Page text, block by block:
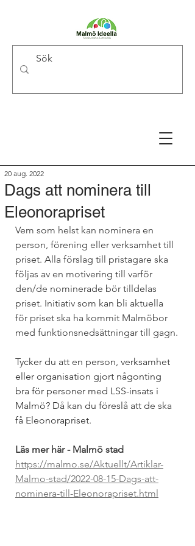
Dags att nominera till
Eleonorapriset
20 aug. 2022
Vem som helst kan nominera en
person, förening eller verksamhet till
priset. Alla förslag till pristagare ska
följas av en motivering till varför
den/de nominerade bör tilldelas
priset. Initiativ som kan bli aktuella
för priset ska ha kommit Malmöbor
med funktionsnedsättningar till gagn.
Tycker du att en person, verksamhet
eller organisation gjort någonting
bra för personer med LSS-insats i
Malmö? Då kan du föreslå att de ska
få Eleonorapriset.
Läs mer här - Malmö stad
https://malmo.se/Aktuellt/Artiklar-
Malmo-stad/2022-08-15-Dags-att-
nominera-till-Eleonorapriset.html